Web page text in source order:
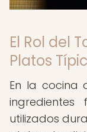
El Rol del
Platos
En la cocina
ingredientes
utilizados